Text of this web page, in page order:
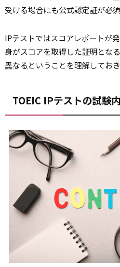
受ける場合にも公式認定証が必須
IPテストではスコアレポートが
身がスコアを取得した証明とな
異なる ということを理解しておき
TOEIC IPテストの試験